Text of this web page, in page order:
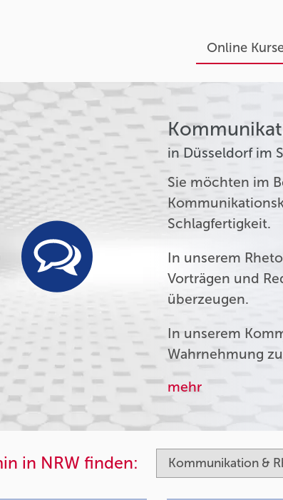
Online
in Düsseldorf im
Sie möchten im
Schlagfertigkeit.
In unserem
Vorträgen und
überzeugen.
In unserem
Wahrnehmung
mehr
in NRW finden: